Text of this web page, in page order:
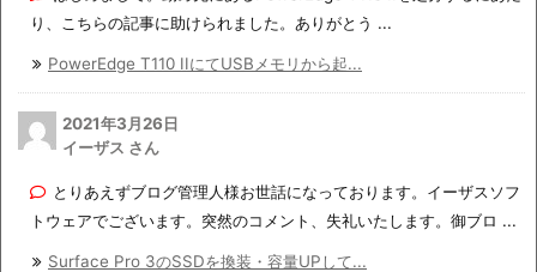
り、こちらの記事に助けられました。ありがとう ...
PowerEdge T110 IIにてUSBメモリから起...
2021年3月26日
イーザス さん
とりあえずブログ管理人様お世話になっております。イーザスソフ
トウェアでございます。突然のコメント、失礼いたします。御ブロ ...
Surface Pro 3のSSDを換装・容量UPして...